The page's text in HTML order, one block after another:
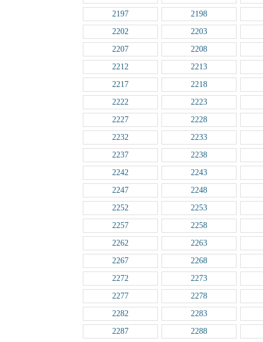
2197
2198
2202
2203
2207
2208
2212
2213
2217
2218
2222
2223
2227
2228
2232
2233
2237
2238
2242
2243
2247
2248
2252
2253
2257
2258
2262
2263
2267
2268
2272
2273
2277
2278
2282
2283
2287
2288